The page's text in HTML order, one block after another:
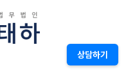
상담하기